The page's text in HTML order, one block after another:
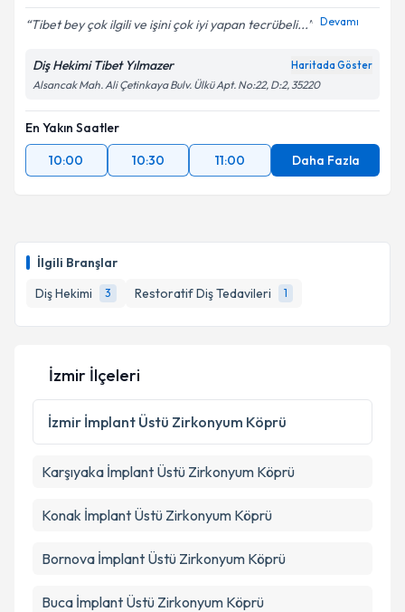
İlgili Branşlar
Diş Hekimi
3 Restoratif Diş Tedavileri 1
Tibet bey çok ilgili ve işini çok iyi yapan tecrübeli... Devamı
Diş Hekimi Tibet Yılmazer Haritada Göster
Alsancak Mah. Ali Çetinkaya Bulv. Ülkü Apt. No:22, D:2, 35220
En Yakın Saatler
10:00
10:30 11:00 Daha Fazla
İzmir İlçeleri
İzmir İmplant Üstü Zirkonyum Köprü
Karşıyaka İmplant Üstü Zirkonyum Köprü
Konak İmplant Üstü Zirkonyum Köprü
Bornova İmplant Üstü Zirkonyum Köprü
Buca İmplant Üstü Zirkonyum Köprü